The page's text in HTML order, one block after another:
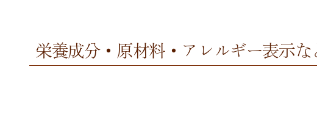
栄養成分・原材料・アレルギー表示な